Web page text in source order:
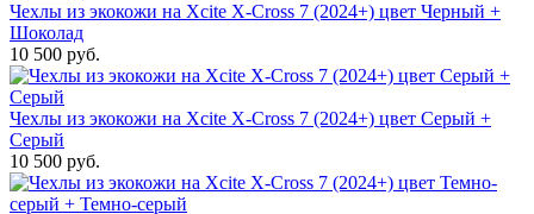
Чехлы из экокожи на Xcite X-Cross 7 (2024+) цвет Черный +
Шоколад
10 500 руб.
Чехлы из экокожи на Xcite X-Cross 7 (2024+) цвет Серый +
Серый
10 500 руб.